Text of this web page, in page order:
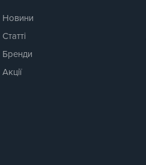
Новини
Статті
Бренди
Акції